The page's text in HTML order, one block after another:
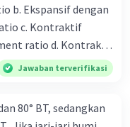
b. Ekspansif dengan
c. Kontraktif
ratio d. Kontraktif
ratio e.
Bila Bank
inflasi di mana
Jawaban terverifikasi
80° BT, sedangkan